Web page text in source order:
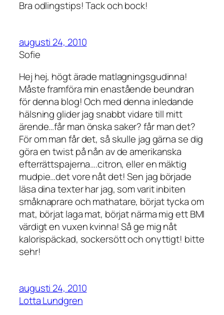
Bra odlingstips! Tack och bock!
augusti 24, 2010
Sofie
Hej hej, högt ärade matlagningsgudinna!
Måste framföra min enastående beundran
för denna blog! Och med denna inledande
hälsning glider jag snabbt vidare till mitt
ärende…får man önska saker? får man det?
För om man får det, så skulle jag gärna se dig
göra en twist på nån av de amerikanska
efterrättspajerna….citron, eller en mäktig
mudpie…det vore nåt det! Sen jag började
läsa dina texter har jag, som varit inbiten
småknaprare och mathatare, börjat tycka om
mat, börjat laga mat, börjat närma mig ett BMI
värdigt en vuxen kvinna! Så ge mig nåt
kalorispäckad, sockersött och onyttigt! bitte
sehr!
augusti 24, 2010
Lotta Lundgren